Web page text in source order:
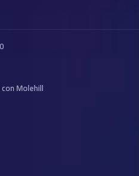
Molehill